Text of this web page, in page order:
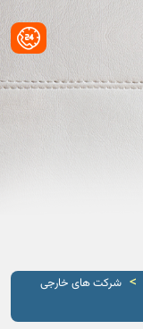
> شرکت های خارجی